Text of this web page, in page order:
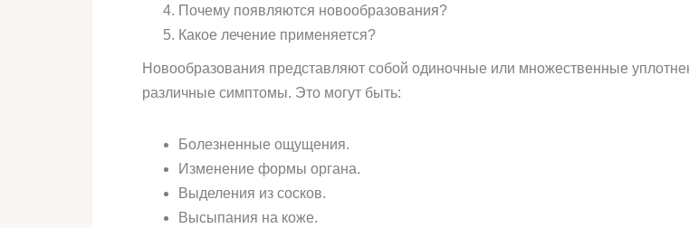
Почему появляются новообразования?
Какое лечение применяется?
Новообразования представляют собой одиночные или множественные
различные симптомы. Это могут быть:
Болезненные ощущения.
Изменение формы органа.
Выделения из сосков.
Высыпания на коже.